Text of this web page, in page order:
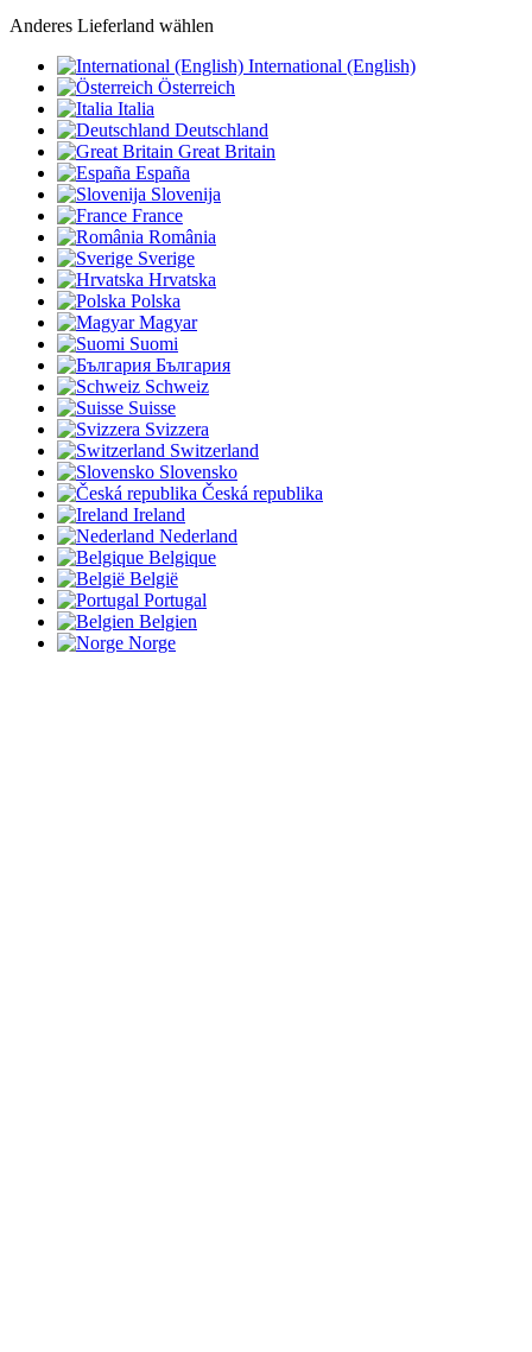
Anderes Lieferland wählen
International (English)
Österreich
Italia
Deutschland
Great Britain
España
Slovenija
France
România
Sverige
Hrvatska
Polska
Magyar
Suomi
България
Schweiz
Suisse
Svizzera
Switzerland
Slovensko
Česká republika
Ireland
Nederland
Belgique
België
Portugal
Belgien
Norge